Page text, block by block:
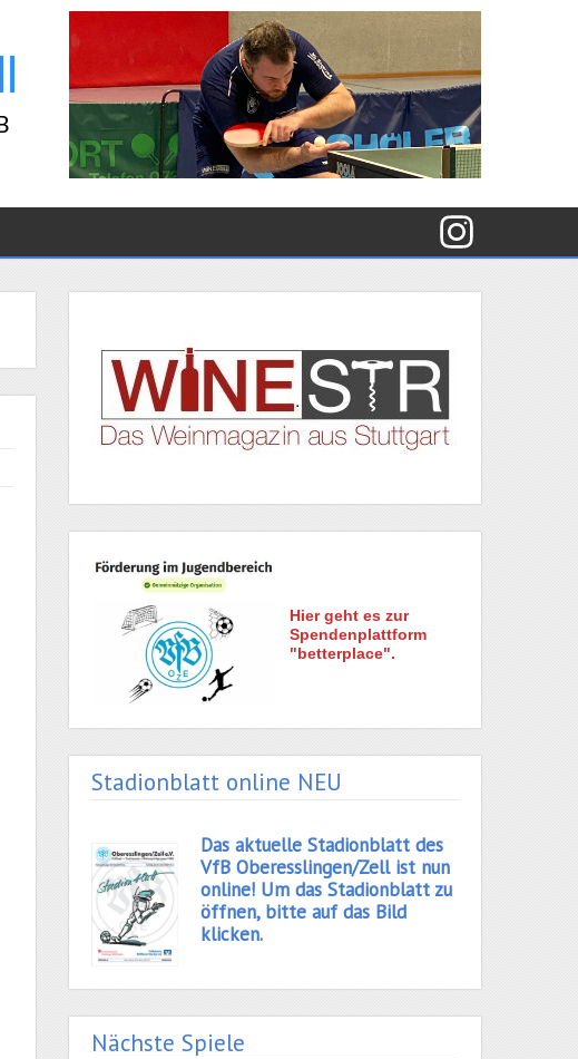
Hier geht es zur
Spendenplattform
"betterplace".
Stadionblatt online NEU
Das aktuelle Stadionblatt des
VfB Oberesslingen/Zell ist nun
online! Um das Stadionblatt zu
öffnen, bitte auf das Bild
klicken.
Nächste Spiele